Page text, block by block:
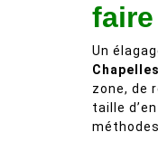
Un
zone, de
taille